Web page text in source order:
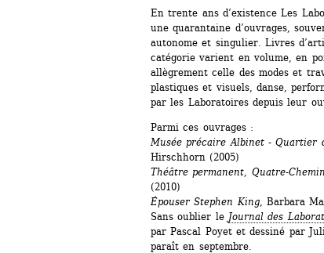
En trente ans d’existence Les
une quarantaine d’ouvrages,
autonome et singulier. Livres
catégorie varient en volume, en
allègrement celle des modes et
plastiques et visuels, danse,
par les Laboratoires depuis leur
Parmi ces ouvrages :
Musée précaire Albinet - Quartier
Hirschhorn (2005)
Théâtre permanent, Quatre-
(2010)
Épouser Stephen King, Barbara
Sans oublier le Journal des
par Pascal Poyet et dessiné par
paraît en septembre.